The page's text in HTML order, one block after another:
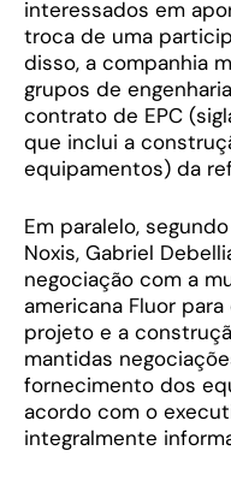
interessados em
troca de uma
disso, a companhia
grupos de
contrato de EPC
que inclui a
equipamentos) da
Em paralelo,
Noxis, Gabriel
negociação com a
americana Fluor
projeto e a
mantidas
fornecimento dos
acordo com o
integralmente